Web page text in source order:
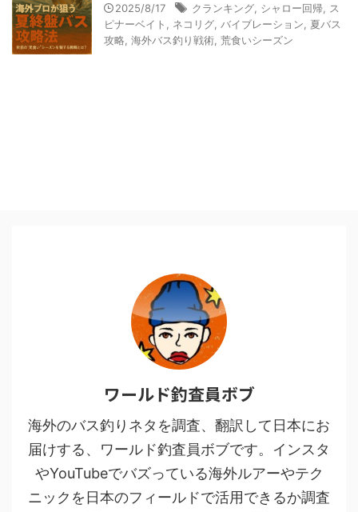
2025/8/17 クランキング シャロー回帰
ス
ピナーベイト
ネコリグ バイブレーション
夏バス
攻略 海外バス釣り戦術 荒食いシーズン
ワールド釣査員ボブ
海外のバス釣りネタを調査、翻訳して日本にお
届けする、ワールド釣査員ボブです。インスタ
やYouTubeでバズっている海外ルアーやテク
ニックを日本のフィールドで活用できるか調査